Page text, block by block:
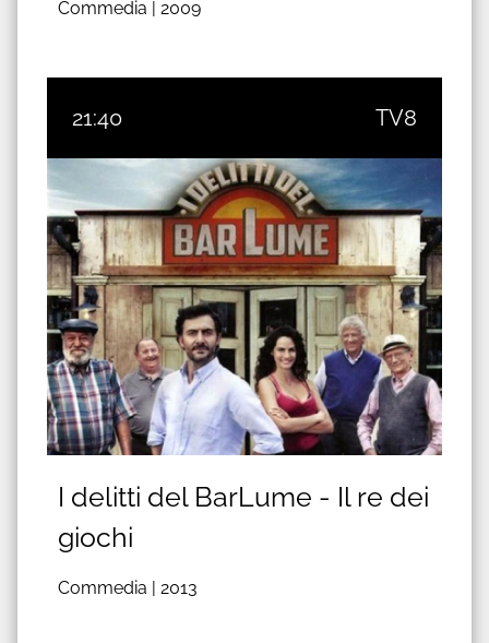
Commedia | 2009
21:40 TV8
I delitti del BarLume - Il re dei
giochi
Commedia | 2013